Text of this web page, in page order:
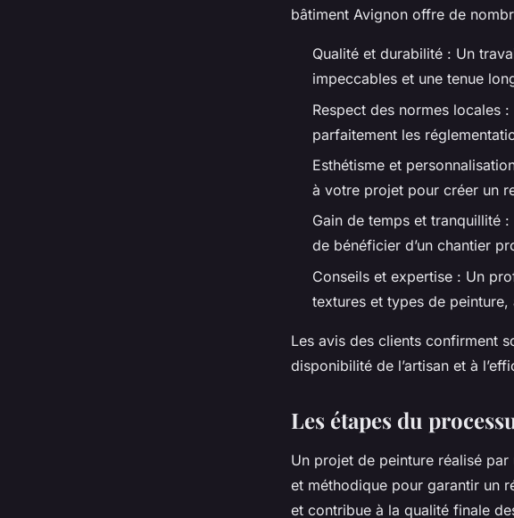
bâtiment Avignon offre de
Qualité et durabilité : Un
impeccables et une tenue
Respect des normes locales
parfaitement les
Esthétisme et
à votre projet pour créer un
Gain de temps et tranquillité
de bénéficier d’un chantier
Conseils et expertise : Un
textures et types de
Les avis des clients confirment
disponibilité de l’artisan et à
Les étapes du
Un projet de peinture réalisé
et méthodique pour garantir un
et contribue à la qualité finale